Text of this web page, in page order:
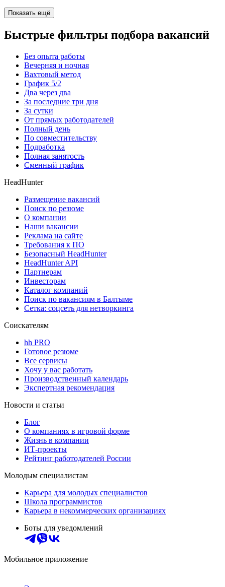
Показать ещё
Быстрые фильтры подбора вакансий
Без опыта работы
Вечерняя и ночная
Вахтовый метод
График 5/2
Два через два
За последние три дня
За сутки
От прямых работодателей
Полный день
По совместительству
Подработка
Полная занятость
Сменный график
HeadHunter
Размещение вакансий
Поиск по резюме
О компании
Наши вакансии
Реклама на сайте
Требования к ПО
Безопасный HeadHunter
HeadHunter API
Партнерам
Инвесторам
Каталог компаний
Поиск по вакансиям в Балтыме
Сетка: соцсеть для нетворкинга
Соискателям
hh PRO
Готовое резюме
Все сервисы
Хочу у вас работать
Производственный календарь
Экспертная рекомендация
Новости и статьи
Блог
О компаниях в игровой форме
Жизнь в компании
ИТ-проекты
Рейтинг работодателей России
Молодым специалистам
Карьера для молодых специалистов
Школа программистов
Карьера в некоммерческих организациях
Боты для уведомлений
Мобильное приложение